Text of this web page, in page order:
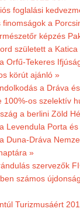
foglalási
finomságok a
képzés
született a Katica
Orfű-Tekeres
körút ajánló »
a Dráva
100%-os szelektív
a berlini Zöld
Levendula Porta
Duna-Dráva
»
szervezők
számos
Turizmusáért